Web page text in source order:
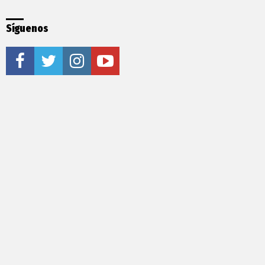
Síguenos
facebooktwitter instagramyoutube